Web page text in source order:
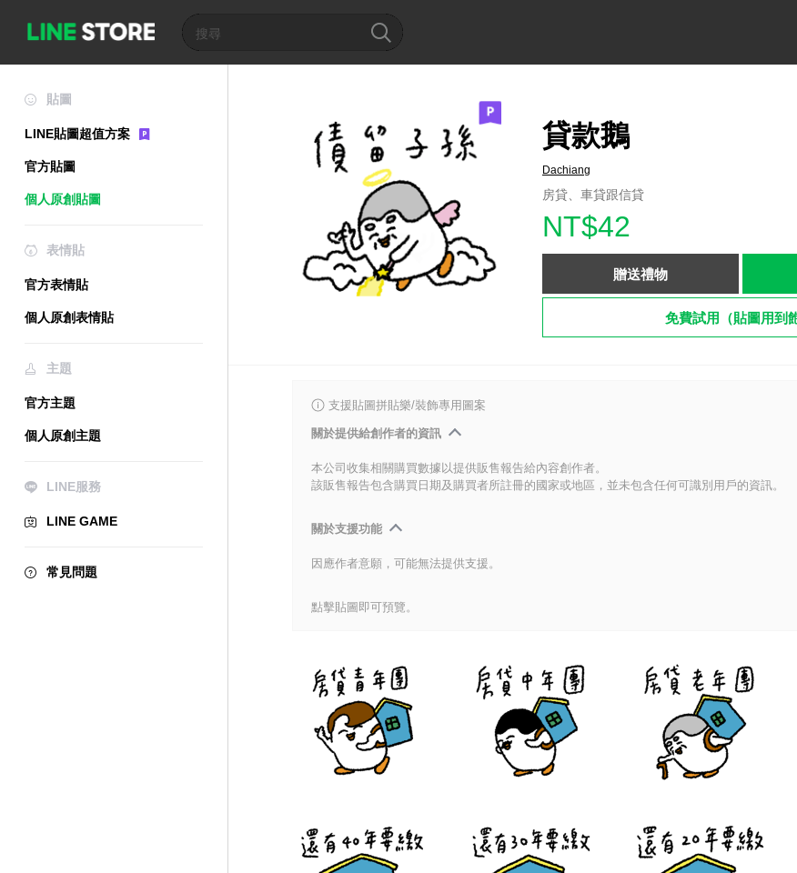
貼圖
LINE貼圖超值方案
官方貼圖
個人原創貼圖
表情貼
官方表情貼
個人原創表情貼
主題
官方主題
個人原創主題
LINE服務
LINE GAME
常見問題
貸款鵝
Dachiang
房貸、車貸跟信貸
NT$42
贈送禮物
免費試用（貼圖用到
支援貼圖拼貼樂/裝飾專用圖案
關於提供給創作者的資訊
本公司收集相關購買數據以提供販售報告給內容創作者。
該販售報告包含購買日期及購買者所註冊的國家或地區，並未包含任何可識別用戶的資訊。
關於支援功能
因應作者意願，可能無法提供支援。
點擊貼圖即可預覽。